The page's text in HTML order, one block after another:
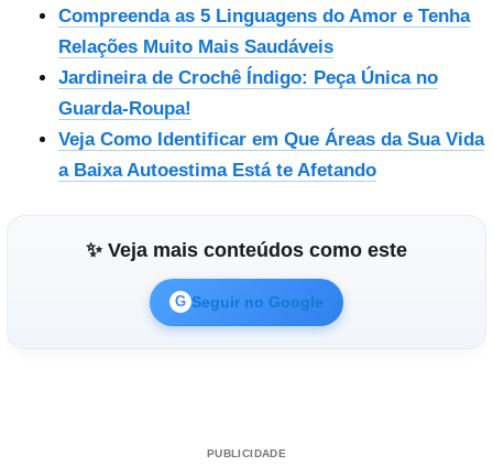
Compreenda as 5 Linguagens do Amor e Tenha
Relações Muito Mais Saudáveis
Jardineira de Crochê Índigo: Peça Única no
Guarda-Roupa!
Veja Como Identificar em Que Áreas da Sua Vida
a Baixa Autoestima Está te Afetando
✨ Veja mais conteúdos como este
G Seguir no Google
PUBLICIDADE